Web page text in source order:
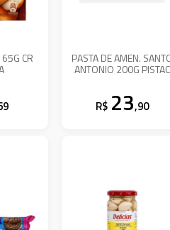
CR PASTA DE AMEN.
ANTONIO 200G PISTAC
R$ 23,90